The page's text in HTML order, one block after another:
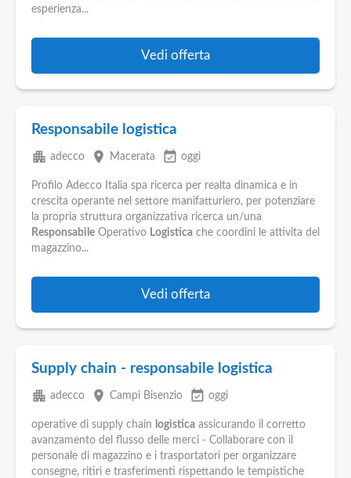
esperienza...
Vedi offerta
Responsabile logistica
apartment adecco place Macerata event_available oggi
Profilo Adecco Italia spa ricerca per realta dinamica e in
crescita operante nel settore manifatturiero, per potenziare
la propria struttura organizzativa ricerca un/una
Responsabile Operativo Logistica che coordini le attivita del
magazzino...
Vedi offerta
Supply chain - responsabile logistica
apartment adecco place Campi Bisenzio event_available oggi
operative di supply chain logistica assicurando il corretto
avanzamento del flusso delle merci - Collaborare con il
personale di magazzino e i trasportatori per organizzare
consegne, ritiri e trasferimenti rispettando le tempistiche